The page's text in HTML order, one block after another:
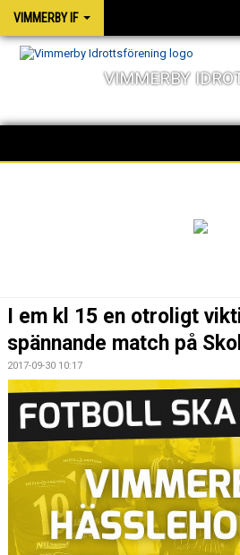
VIMMERBY IF
VIMMERBY
OM FÖRENINGEN
BARN & UNGDOMSVERKSAMHET
STÖTTA VIF
KONTAKT / BOKNING
I em kl 15 en otroligt
spännande match på
2017-09-30 10:17